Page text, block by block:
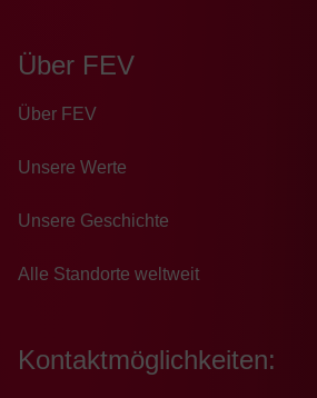
Über FEV
Über FEV
Unsere Werte
Unsere Geschichte
Alle Standorte weltweit
Kontaktmöglichkeiten: